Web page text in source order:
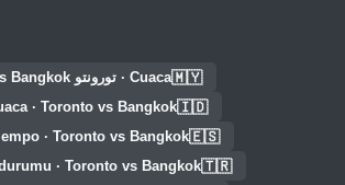
🇲🇾Cuaca · تورونتو vs Bangkok
🇮🇩
· Toronto vs Bangkok
🇪🇸
· Toronto vs Bangkok
🇹🇷
· Toronto vs Bangkok